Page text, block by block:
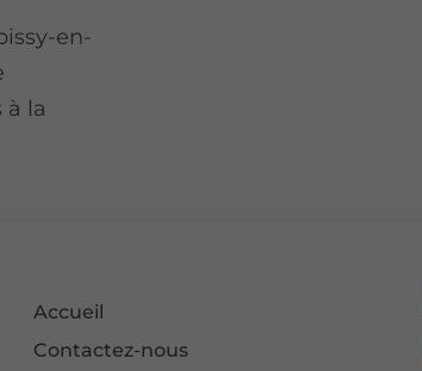
en-
à la
Accueil
Contactez-nous